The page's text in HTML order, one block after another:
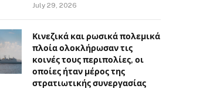
July 29, 2026
Κινεζικά και ρωσικά πολεμικά
πλοία ολοκλήρωσαν τις
κοινές τους περιπολίες, οι
οποίες ήταν μέρος της
στρατιωτικής συνεργασίας